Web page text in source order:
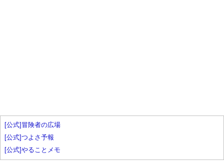
[公式]冒険者の広場
[公式]つよさ予報
[公式]やることメモ